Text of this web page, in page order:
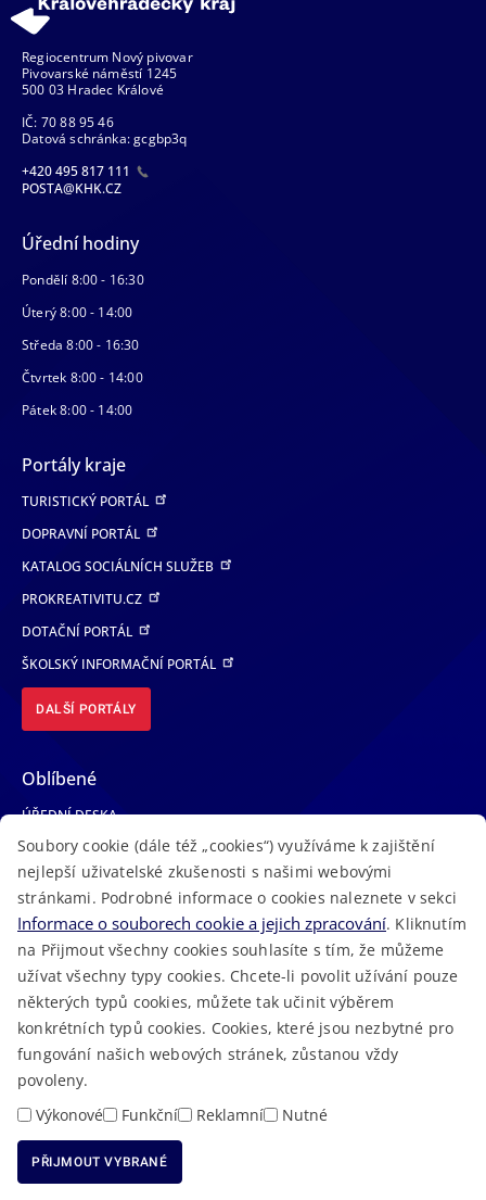
Regiocentrum Nový pivovar
Pivovarské náměstí 1245
500 03 Hradec Králové
IČ: 70 88 95 46
Datová schránka: gcgbp3q
+420 495 817 111
POSTA@KHK.CZ
Úřední hodiny
Pondělí 8:00 - 16:30
Úterý 8:00 - 14:00
Středa 8:00 - 16:30
Čtvrtek 8:00 - 14:00
Pátek 8:00 - 14:00
Portály kraje
TURISTICKÝ PORTÁL
DOPRAVNÍ PORTÁL
KATALOG SOCIÁLNÍCH SLUŽEB
PROKREATIVITU.CZ
DOTAČNÍ PORTÁL
ŠKOLSKÝ INFORMAČNÍ PORTÁL
DALŠÍ PORTÁLY
Oblíbené
ÚŘEDNÍ DESKA
TELEFONNÍ SEZNAM
LÉKAŘSKÁ POHOTOVOST
VOLNÁ MÍSTA
AKTUALITY
2023 © Královéhradecký kraj • Vytvořeno vMacron Software
RSS • Mapa stránek •Cookies Prohlášení o přístupnosti
Soubory cookie (dále též „cookies“) využíváme k zajištění
nejlepší uživatelské zkušenosti s našimi webovými
stránkami. Podrobné informace o cookies naleznete v sekci
Informace o souborech cookie a jejich zpracování. Kliknutím
na Přijmout všechny cookies souhlasíte s tím, že můžeme
užívat všechny typy cookies. Chcete-li povolit užívání pouze
některých typů cookies, můžete tak učinit výběrem
konkrétních typů cookies. Cookies, které jsou nezbytné pro
fungování našich webových stránek, zůstanou vždy
povoleny.
Výkonové
Funkční Reklamní Nutné
PŘIJMOUT VYBRANÉ